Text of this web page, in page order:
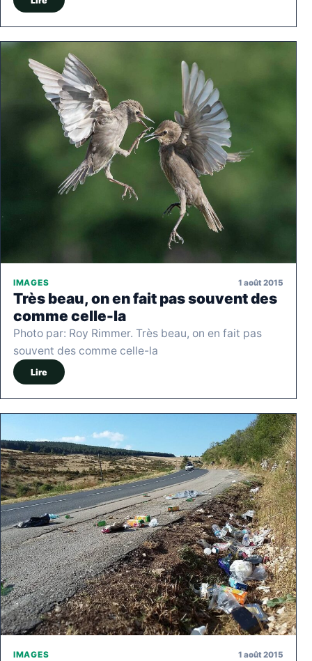
IMAGES 1 août 2015
Très beau, on en fait pas souvent des
comme celle-la
Photo par: Roy Rimmer. Très beau, on en fait pas
souvent des comme celle-la
Lire
IMAGES 1 août 2015